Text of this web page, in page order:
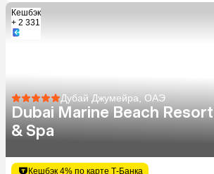
Кешбэк
+ 2 331
Дубай Джумейра, ОАЭ
Dubai Marine Beach Resort
& Spa
Кешбэк 4% по карте Т-Банка